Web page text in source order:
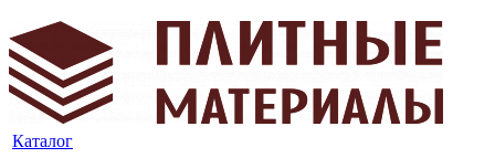
Каталог